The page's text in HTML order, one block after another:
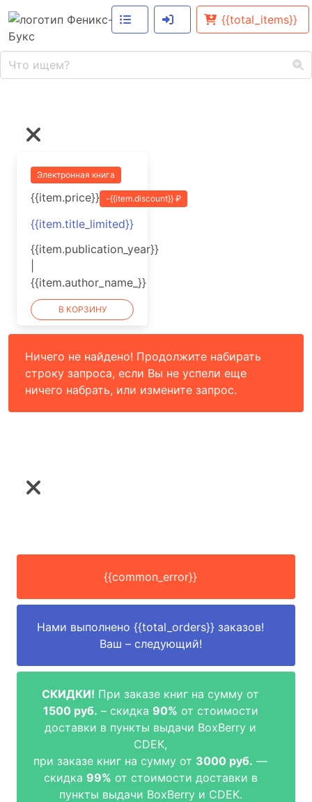
{{total_items}}
Электронная книга
{{item.price}} -{{item.discount}} ₽
{{item.title_limited}}
{{item.publication_year}}
{{item.author_name_}}
В КОРЗИНУ
Ничего не найдено! Продолжите набирать
строку запроса, если Вы не успели еще
ничего набрать, или измените запрос.
{{common_error}}
Нами выполнено {{total_orders}} заказов!
Ваш – следующий!
СКИДКИ! При заказе книг на сумму от
1500 руб. – скидка 90% от стоимости
доставки в пункты выдачи BoxBerry и
CDEK,
при заказе книг на сумму от 3000 руб. —
скидка 99% от стоимости доставки в
пункты выдачи BoxBerry и CDEK.